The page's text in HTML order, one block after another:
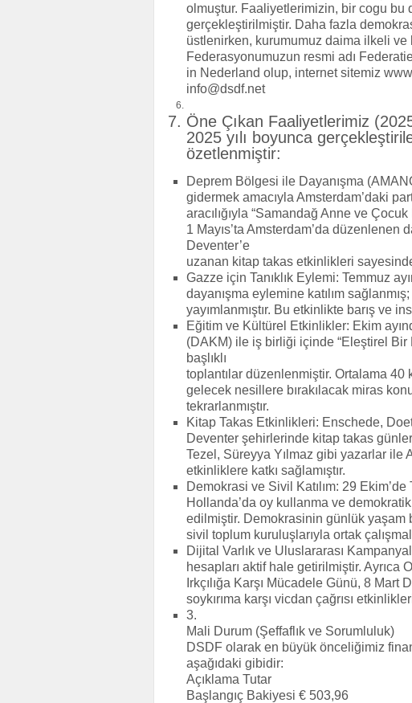
olmuştur. Faaliyetlerimizin, bir cogu bu
gerçekleştirilmiştir. Daha fazla
üstlenirken, kurumumuz daima ilkeli ve
Federasyonumuzun resmi adı
in Nederland olup, internet sitemiz
info@dsdf.net
Öne Çıkan Faaliyetlerimiz
2025 yılı boyunca
özetlenmiştir:
Deprem Bölgesi ile Dayanışma
gidermek amacıyla Amsterdam’daki
aracılığıyla “Samandağ Anne ve
1 Mayıs’ta Amsterdam’da düzenlenen
Deventer’e
uzanan kitap takas etkinlikleri sayesinde
Gazze için Tanıklık Eylemi: Temmuz
dayanışma eylemine katılım
yayımlanmıştır. Bu etkinlikte barış ve
Eğitim ve Kültürel Etkinlikler: Ekim
(DAKM) ile iş birliği içinde “Eleştirel
başlıklı
toplantılar düzenlenmiştir. Ortalama 40
gelecek nesillere bırakılacak miras
tekrarlanmıştır.
Kitap Takas Etkinlikleri: Enschede,
Deventer şehirlerinde kitap takas
Tezel, Süreyya Yılmaz gibi yazarlar ile
etkinliklere katkı sağlamıştır.
Demokrasi ve Sivil Katılım: 29
Hollanda’da oy kullanma ve
edilmiştir. Demokrasinin günlük
sivil toplum kuruluşlarıyla ortak
Dijital Varlık ve Uluslararası
hesapları aktif hale getirilmiştir. Ayrıca
Irkçılığa Karşı Mücadele Günü, 8
soykırıma karşı vicdan çağrısı
3.
Mali Durum (Şeffaflık ve Sorumluluk)
DSDF olarak en büyük önceliğimiz
aşağıdaki gibidir:
Açıklama Tutar
Başlangıç Bakiyesi € 503,96